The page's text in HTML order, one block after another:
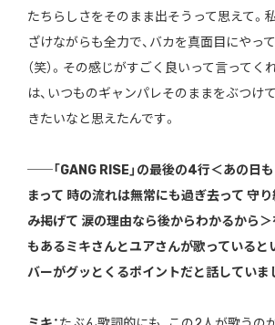
たちらしさをそのまま出そうって思えて。
ざけながらも全力で、バカを真面目にやっ
（笑）。その感じがすごく良いって言ってく
は、いつものギャンパレそのままをぶつけ
きたいなと思えたんです。
──「GANG RISE」の最後の4行＜あの日
まって 時の流れは無常にも過ぎ去って 守
み掲げて 涙の理由なら後からわかるから＞
もあるミキさんとユアさんが歌っていると
バーがグッとくるポイントだと話していま